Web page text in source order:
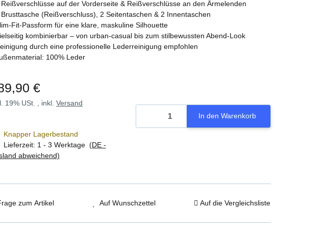
auf der Vorderseite & Reißverschlüsse an den Ärmelenden
(Reißverschluss), 2 Seitentaschen & 2 Innentaschen
Fit-Passform für eine klare, maskuline Silhouette
kombinierbar – von urban-casual bis zum stilbewussten Abend-Look
durch eine professionelle Lederreinigung empfohlen
100% Leder
€
19% USt. , inkl. Versand
Knapper Lagerbestand
Lieferzeit: 1 - 3 Werktage (DE -
abweichend)
In den Warenkorb
zum Artikel Auf Wunschzettel Auf die Vergleichsliste